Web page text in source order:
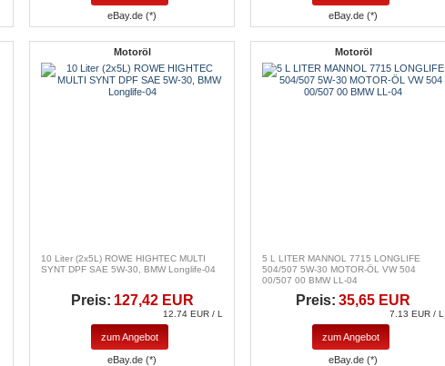
eBay.de (*) eBay.de (*)
Motoröl
10 Liter (2x5L) ROWE HIGHTEC MULTI
SYNT DPF SAE 5W-30, BMW Longlife-04
Preis: 127,42 EUR
12.74 EUR / L
zum Angebot
eBay.de (*)
Motoröl
5 L LITER MANNOL 7715 LONGLIFE
504/507 5W-30 MOTOR-ÖL VW 504
00/507 00 BMW LL-04
Preis: 35,65 EUR
7.13 EUR / L
zum Angebot
eBay.de (*)